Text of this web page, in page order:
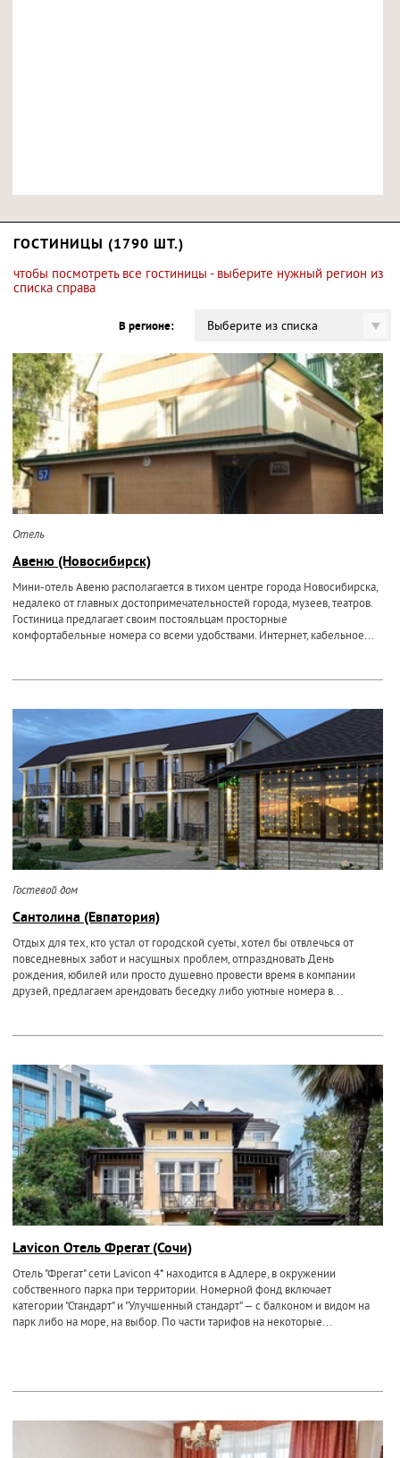
ГОСТИНИЦЫ (1790 ШТ.)
чтобы посмотреть все гостиницы - выберите нужный регион из
списка справа
В регионе: Выберите из списка
Отель
Авеню (Новосибирск)
Мини-отель Авеню располагается в тихом центре города Новосибирска,
недалеко от главных достопримечательностей города, музеев, театров.
Гостиница предлагает своим постояльцам просторные
комфортабельные номера со всеми удобствами. Интернет, кабельное...
Гостевой дом
Сантолина (Евпатория)
Отдых для тех, кто устал от городской суеты, хотел бы отвлечься от
повседневных забот и насущных проблем, отпраздновать День
рождения, юбилей или просто душевно провести время в компании
друзей, предлагаем арендовать беседку либо уютные номера в...
Lavicon Отель Фрегат (Сочи)
Отель "Фрегат" сети Lavicon 4* находится в Адлере, в окружении
собственного парка при территории. Номерной фонд включает
категории "Стандарт" и "Улучшенный стандарт" — с балконом и видом на
парк либо на море, на выбор. По части тарифов на некоторые...